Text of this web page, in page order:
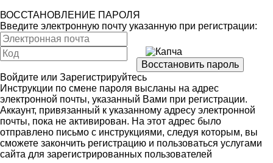
ВОССТАНОВЛЕНИЕ ПАРОЛЯ
Введите электронную почту указанную при регистрации:
Войдите или Зарегистрируйтесь
Инструкции по смене пароля высланы на адрес
электронной почты, указанный Вами при регистрации.
Аккаунт, привязанный к указанному адресу электронной
почты, пока не активирован. На этот адрес было
отправлено письмо с инструкциями, следуя которым, вы
сможете закончить регистрацию и пользоваться услугами
сайта для зарегистрированных пользователей